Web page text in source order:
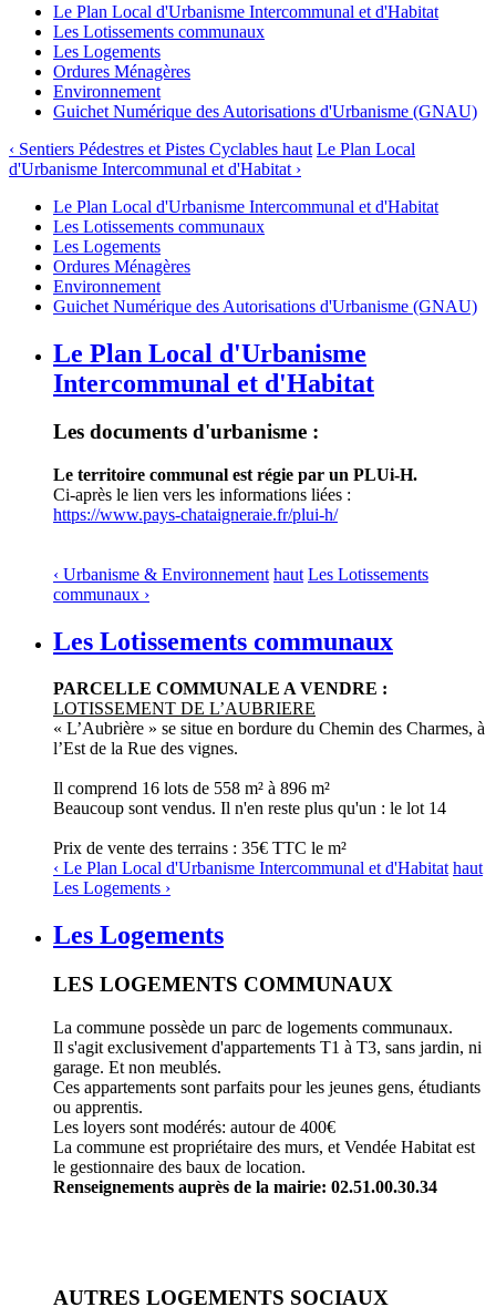
Le Plan Local d'Urbanisme Intercommunal et d'Habitat
Les Lotissements communaux
Les Logements
Ordures Ménagères
Environnement
Guichet Numérique des Autorisations d'Urbanisme (GNAU)
‹ Sentiers Pédestres et Pistes Cyclables haut Le Plan Local
d'Urbanisme Intercommunal et d'Habitat ›
Le Plan Local d'Urbanisme Intercommunal et d'Habitat
Les Lotissements communaux
Les Logements
Ordures Ménagères
Environnement
Guichet Numérique des Autorisations d'Urbanisme (GNAU)
Le Plan Local d'Urbanisme
Intercommunal et d'Habitat
Les documents d'urbanisme :
Le territoire communal est régie par un PLUi-H.
Ci-après le lien vers les informations liées :
https://www.pays-chataigneraie.fr/plui-h/
‹ Urbanisme & Environnement haut Les Lotissements
communaux ›
Les Lotissements communaux
PARCELLE COMMUNALE A VENDRE :
LOTISSEMENT DE L’AUBRIERE
« L’Aubrière » se situe en bordure du Chemin des Charmes, à
l’Est de la Rue des vignes.
Il comprend 16 lots de 558 m² à 896 m²
Beaucoup sont vendus. Il n'en reste plus qu'un : le lot 14
Prix de vente des terrains : 35€ TTC le m²
‹ Le Plan Local d'Urbanisme Intercommunal et d'Habitat haut
Les Logements ›
Les Logements
LES LOGEMENTS COMMUNAUX
La commune possède un parc de logements communaux.
Il s'agit exclusivement d'appartements T1 à T3, sans jardin, ni
garage. Et non meublés.
Ces appartements sont parfaits pour les jeunes gens, étudiants
ou apprentis.
Les loyers sont modérés: autour de 400€
La commune est propriétaire des murs, et Vendée Habitat est
le gestionnaire des baux de location.
Renseignements auprès de la mairie: 02.51.00.30.34
AUTRES LOGEMENTS SOCIAUX